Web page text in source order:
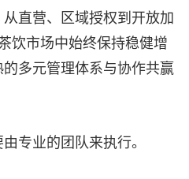
直营、区域授权到开放加
饮市场中始终保持稳健增
多元管理体系与协作共赢
专业的团队来执行。